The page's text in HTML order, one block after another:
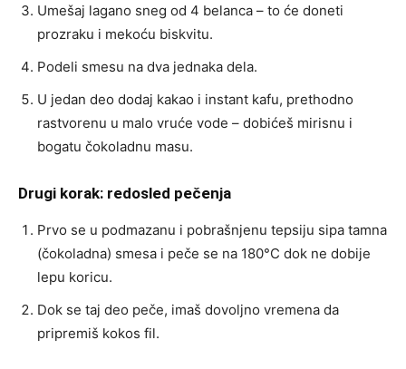
Umešaj lagano sneg od 4 belanca – to će doneti
prozraku i mekoću biskvitu.
Podeli smesu na dva jednaka dela.
U jedan deo dodaj kakao i instant kafu, prethodno
rastvorenu u malo vruće vode – dobićeš mirisnu i
bogatu čokoladnu masu.
Drugi korak: redosled pečenja
Prvo se u podmazanu i pobrašnjenu tepsiju sipa tamna
(čokoladna) smesa i peče se na 180°C dok ne dobije
lepu koricu.
Dok se taj deo peče, imaš dovoljno vremena da
pripremiš kokos fil.